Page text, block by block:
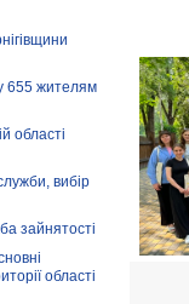
655 жителям
області
вибір
зайнятості
області